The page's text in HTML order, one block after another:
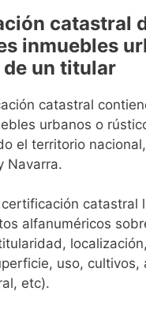
catastral
inmuebles
un titular
catastral
urbanos o
el territorio
Navarra.
catastral
alfanuméricos
uso, cultivos,
etc).